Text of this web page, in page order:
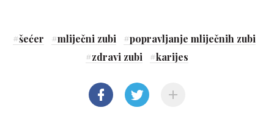
#šećer #mliječni zubi #popravljanje mliječnih zubi
#zdravi zubi #karijes